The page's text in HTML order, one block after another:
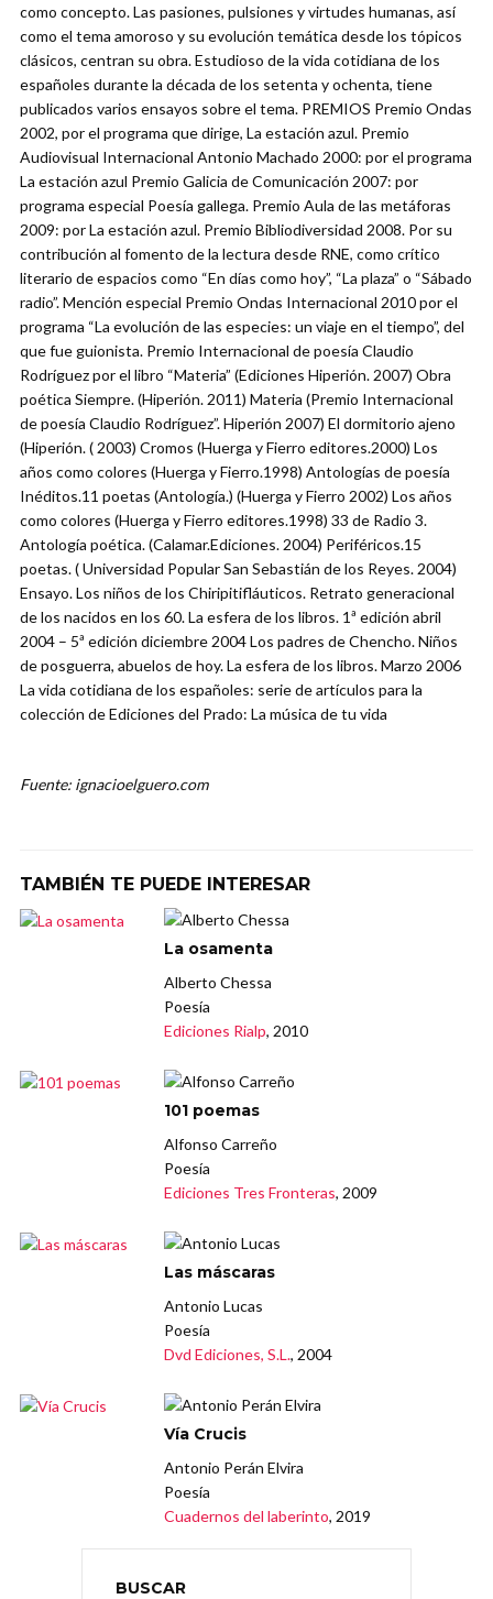
como concepto. Las pasiones, pulsiones y virtudes humanas, así
como el tema amoroso y su evolución temática desde los tópicos
clásicos, centran su obra. Estudioso de la vida cotidiana de los
españoles durante la década de los setenta y ochenta, tiene
publicados varios ensayos sobre el tema. PREMIOS Premio Ondas
2002, por el programa que dirige, La estación azul. Premio
Audiovisual Internacional Antonio Machado 2000: por el programa
La estación azul Premio Galicia de Comunicación 2007: por
programa especial Poesía gallega. Premio Aula de las metáforas
2009: por La estación azul. Premio Bibliodiversidad 2008. Por su
contribución al fomento de la lectura desde RNE, como crítico
literario de espacios como “En días como hoy”, “La plaza” o “Sábado
radio”. Mención especial Premio Ondas Internacional 2010 por el
programa “La evolución de las especies: un viaje en el tiempo”, del
que fue guionista. Premio Internacional de poesía Claudio
Rodríguez por el libro “Materia” (Ediciones Hiperión. 2007) Obra
poética Siempre. (Hiperión. 2011) Materia (Premio Internacional
de poesía Claudio Rodríguez”. Hiperión 2007) El dormitorio ajeno
(Hiperión. ( 2003) Cromos (Huerga y Fierro editores.2000) Los
años como colores (Huerga y Fierro.1998) Antologías de poesía
Inéditos.11 poetas (Antología.) (Huerga y Fierro 2002) Los años
como colores (Huerga y Fierro editores.1998) 33 de Radio 3.
Antología poética. (Calamar.Ediciones. 2004) Periféricos.15
poetas. ( Universidad Popular San Sebastián de los Reyes. 2004)
Ensayo. Los niños de los Chiripitifláuticos. Retrato generacional
de los nacidos en los 60. La esfera de los libros. 1ª edición abril
2004 – 5ª edición diciembre 2004 Los padres de Chencho. Niños
de posguerra, abuelos de hoy. La esfera de los libros. Marzo 2006
La vida cotidiana de los españoles: serie de artículos para la
colección de Ediciones del Prado: La música de tu vida
Fuente: ignacioelguero.com
TAMBIÉN TE PUEDE INTERESAR
La osamenta
Alberto Chessa
Poesía
Ediciones Rialp, 2010
101 poemas
Alfonso Carreño
Poesía
Ediciones Tres Fronteras, 2009
Las máscaras
Antonio Lucas
Poesía
Dvd Ediciones, S.L., 2004
Vía Crucis
Antonio Perán Elvira
Poesía
Cuadernos del laberinto, 2019
BUSCAR